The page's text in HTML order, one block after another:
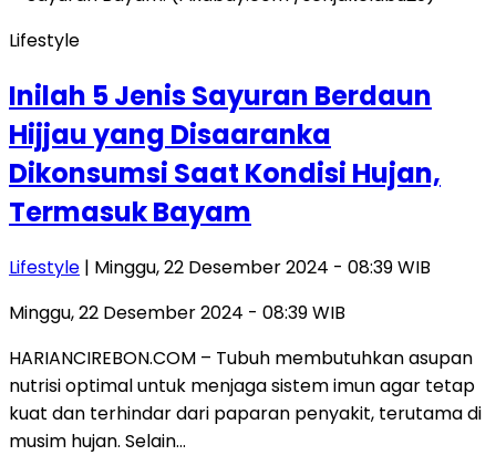
Lifestyle
Inilah 5 Jenis Sayuran Berdaun
Hijjau yang Disaaranka
Dikonsumsi Saat Kondisi Hujan,
Termasuk Bayam
Lifestyle | Minggu, 22 Desember 2024 - 08:39 WIB
Minggu, 22 Desember 2024 - 08:39 WIB
HARIANCIREBON.COM – Tubuh membutuhkan asupan
nutrisi optimal untuk menjaga sistem imun agar tetap
kuat dan terhindar dari paparan penyakit, terutama di
musim hujan. Selain…